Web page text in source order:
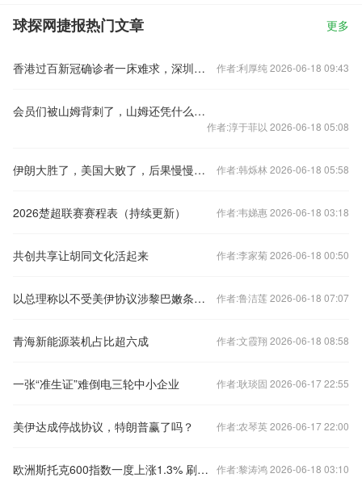
球探网捷报热门文章 更多
香港过百新冠确诊者一床难求，深圳暂停互认隔离观察，港人将如何自救？ 作者:利厚纯 2026-06-18 09:43
会员们被山姆背刺了，山姆还凭什么让消费者掏会员费？
作者:淳于菲以 2026-06-18 05:08
伊朗大胜了，美国大败了，后果慢慢发酵 作者:韩烁林 2026-06-18 05:58
2026楚超联赛赛程表（持续更新） 作者:韦娣惠 2026-06-18 03:18
共创共享让胡同文化活起来 作者:李家菊 2026-06-18 00:50
以总理称以不受美伊协议涉黎巴嫩条款约束 作者:鲁洁莲 2026-06-18 07:07
青海新能源装机占比超六成 作者:文霞翔 2026-06-18 08:58
一张“准生证”难倒电三轮中小企业 作者:耿琰固 2026-06-17 22:55
美伊达成停战协议，特朗普赢了吗？ 作者:农琴英 2026-06-17 22:00
欧洲斯托克600指数一度上涨1.3% 刷新盘中纪录高位 作者:黎涛鸿 2026-06-18 03:10